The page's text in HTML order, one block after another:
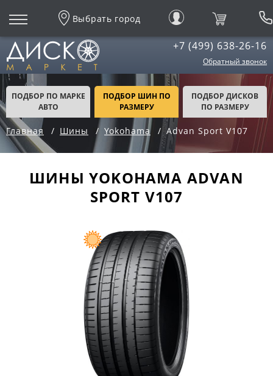
Выбрать город
+7 (499) 638-26-16
Обратный звонок
ПОДБОР ПО МАРКЕ
АВТО
ПОДБОР ШИН ПО
РАЗМЕРУ
ПОДБОР ДИСКОВ
ПО РАЗМЕРУ
Главная Шины Yokohama Advan Sport V107
ШИНЫ YOKOHAMA ADVAN
SPORT V107